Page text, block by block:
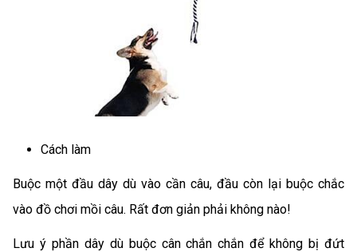
Cách làm
Buộc một đầu dây dù vào cần câu, đầu còn lại buộc chắc
vào đồ chơi mồi câu. Rất đơn giản phải không nào!
Lưu ý phần dây dù buộc cân chắn chắn để không bị đứt